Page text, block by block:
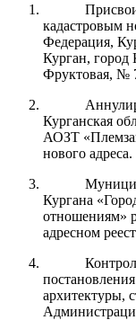
кадастровым
Федерация,
Курган, город
Фруктовая, №
Курганская
АОЗТ
нового адреса.
Кургана
отношениям»
адресном
архитектуры,